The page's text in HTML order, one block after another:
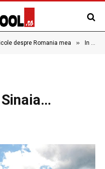
despre Romania mea » In plimbare prin Sinaia…